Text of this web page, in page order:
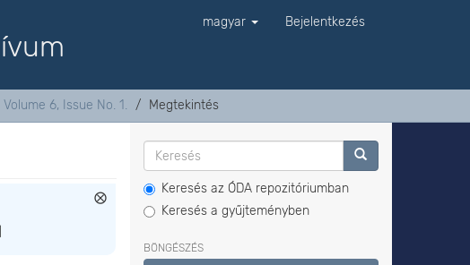
magyar Bejelentkezés
6, Issue No. 1. Megtekintés
Keresés az ÓDA repozitóriumban
Keresés a gyűjteményben
BÖNGÉSZÉS